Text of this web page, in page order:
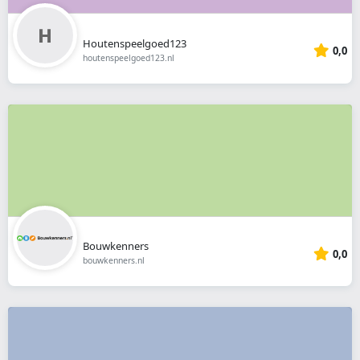
Houtenspeelgoed123
houtenspeelgoed123.nl 0,0
Bouwkenners
bouwkenners.nl 0,0